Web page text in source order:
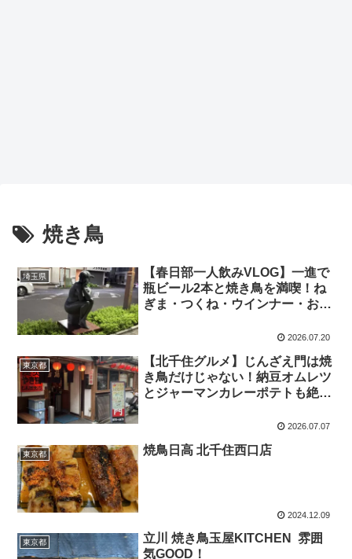
焼き鳥
埼玉県
【春日部一人飲みVLOG】一進で
瓶ビール2本と焼き鳥を満喫！ね
ぎま・つくね・ウインナー・おに
2026.07.20
東京都
【北千住グルメ】じんざえ門は焼
き鳥だけじゃない！納豆オムレツ
とジャーマンカレーポテトも絶品
2026.07.07
東京都 焼鳥日高 北千住西口店
2024.12.09
東京都
立川 焼き鳥玉屋KITCHEN 雰囲
気GOOD！